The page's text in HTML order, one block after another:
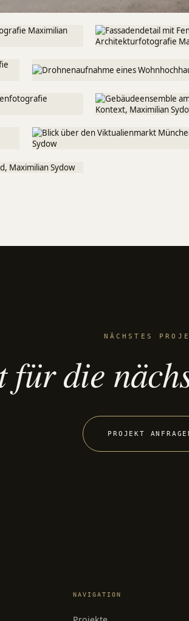
NÄCHSTES
für die
PROJEKT
NAVIGATION